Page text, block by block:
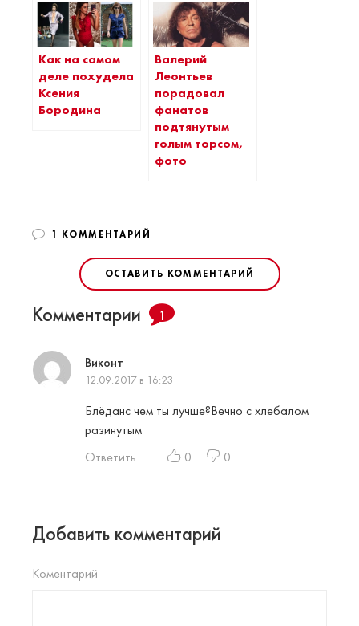
Как на самом
деле похудела
Ксения
Бородина
Валерий
Леонтьев
порадовал
фанатов
подтянутым
голым торсом,
фото
1 КОММЕНТАРИЙ
ОСТАВИТЬ КОММЕНТАРИЙ
Комментарии 1
Виконт
12.09.2017 в 16:23
Блёданс чем ты лучше?Вечно с хлебалом
разинутым
Ответить
0 0
Добавить комментарий
Коментарий